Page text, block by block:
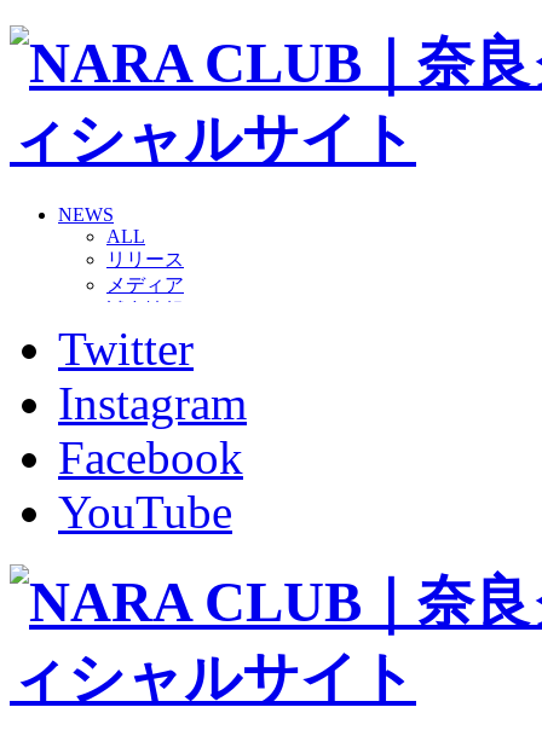
NEWS
ALL
リリース
メディア
グッズ
ファンコミュニティ
ホームタウン
コラム
その他
TEAM
2026/27トップチーム
2026/27トップチームスタッフ
バモス
チアダンススクール
ボランティアチーム「volundeer」
ビクトリーロード
HOMEGAME
観戦ルール＆マナー
Twitter
Instagram
Facebook
YouTube